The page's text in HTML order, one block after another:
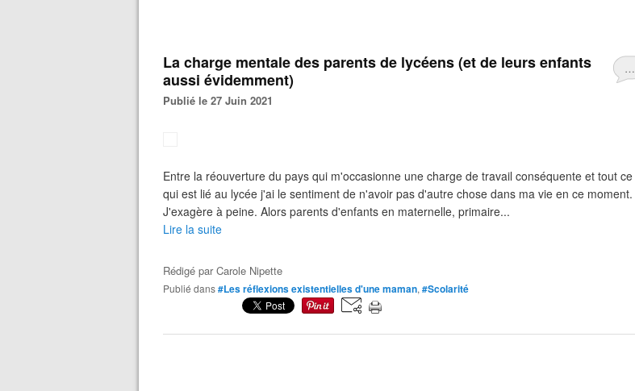
…
La charge mentale des parents de lycéens (et de leurs enfants
aussi évidemment)
Publié le 27 Juin 2021
Entre la réouverture du pays qui m'occasionne une charge de travail conséquente et tout ce
qui est lié au lycée j'ai le sentiment de n'avoir pas d'autre chose dans ma vie en ce moment.
J'exagère à peine. Alors parents d'enfants en maternelle, primaire...
Lire la suite
Rédigé parCarole Nipette
Publié dans#Les réflexions existentielles d'une maman, #Scolarité